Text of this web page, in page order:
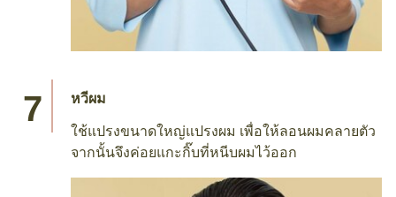
หวีผม
ใช้แปรงขนาดใหญ่แปรงผม เพื่อให้ลอนผมคลายตัว
จากนั้นจึงค่อยแกะกิ๊บที่หนีบผมไว้ออก